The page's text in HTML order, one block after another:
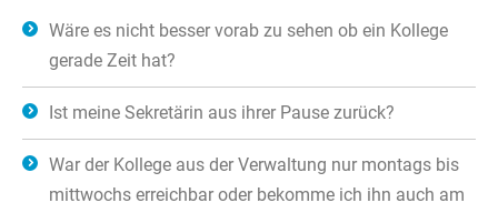
Wäre es nicht besser vorab zu sehen ob ein Kollege
gerade Zeit hat?
Ist meine Sekretärin aus ihrer Pause zurück?
War der Kollege aus der Verwaltung nur montags bis
mittwochs erreichbar oder bekomme ich ihn auch am